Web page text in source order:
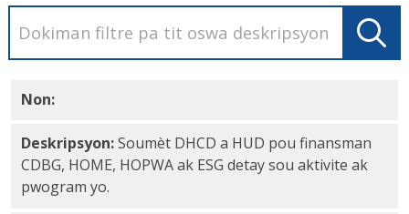
Non:Plan Aksyon Anyèl 2026-2027 PDF
Deskripsyon:Soumèt DHCD a HUD pou finansman
CDBG, HOME, HOPWA ak ESG detay sou aktivite ak
pwogram yo.